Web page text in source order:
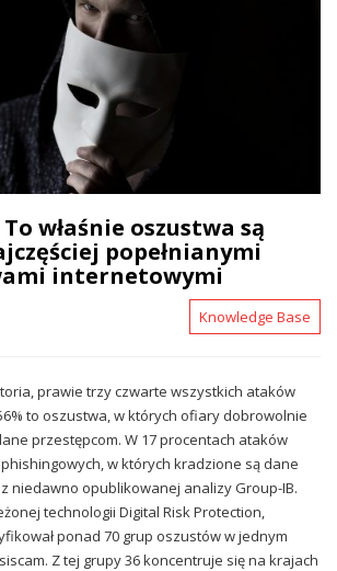
właśnie oszustwa są
popełnianymi
internetowymi
Knowledge Base
prawie trzy czwarte wszystkich ataków
to oszustwa, w których ofiary dobrowolnie
przestępcom. W 17 procentach ataków
w których kradzione są dane
niedawno opublikowanej analizy Group-IB.
technologii Digital Risk Protection,
ponad 70 grup oszustów w jednym
Z tej grupy 36 koncentruje się na krajach